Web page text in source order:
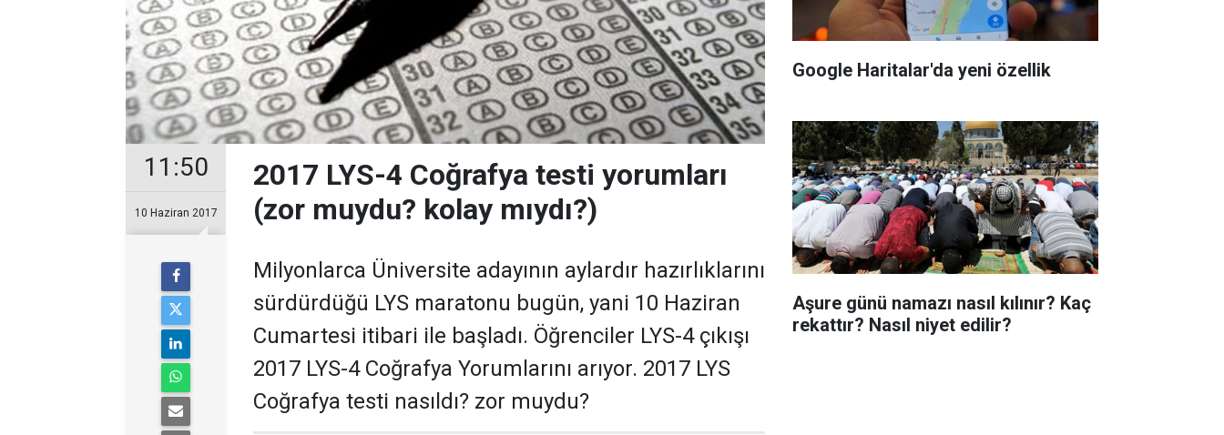
11:50
10 Haziran 2017
2017 LYS-4 Coğrafya testi yorumları
(zor muydu? kolay mıydı?)
Milyonlarca Üniversite adayının aylardır hazırlıklarını
sürdürdüğü LYS maratonu bugün, yani 10 Haziran
Cumartesi itibari ile başladı. Öğrenciler LYS-4 çıkışı
2017 LYS-4 Coğrafya Yorumlarını arıyor. 2017 LYS
Coğrafya testi nasıldı? zor muydu?
Google Haritalar'da yeni özellik
Aşure günü namazı nasıl kılınır? Kaç
rekattır? Nasıl niyet edilir?